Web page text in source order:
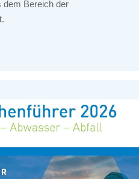
dem Bereich der